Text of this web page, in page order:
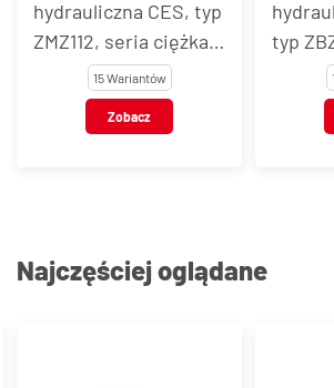
hydrauliczna CES, typ
ZMZ112, seria ciężka,
stal AISI 316L
15 Wariantów
Zobacz
typ
Najczęściej oglądane